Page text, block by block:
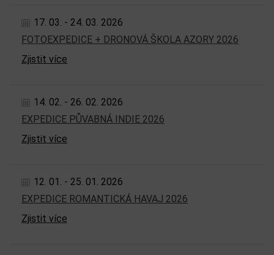
17. 03. - 24. 03. 2026
FOTOEXPEDICE + DRONOVÁ ŠKOLA AZORY 2026
Zjistit více
14. 02. - 26. 02. 2026
EXPEDICE PŮVABNÁ INDIE 2026
Zjistit více
12. 01. - 25. 01. 2026
EXPEDICE ROMANTICKÁ HAVAJ 2026
Zjistit více